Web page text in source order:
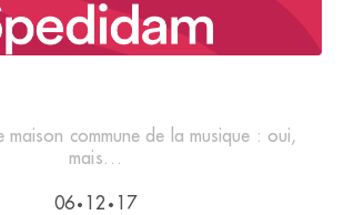
International
maison commune de la musique : oui,
mais…
06 • 12 • 17